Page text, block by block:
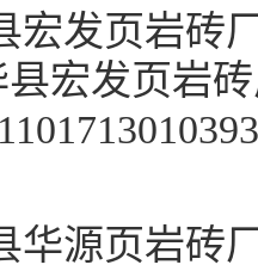
宏发页岩砖
宏发页岩
华源页岩砖